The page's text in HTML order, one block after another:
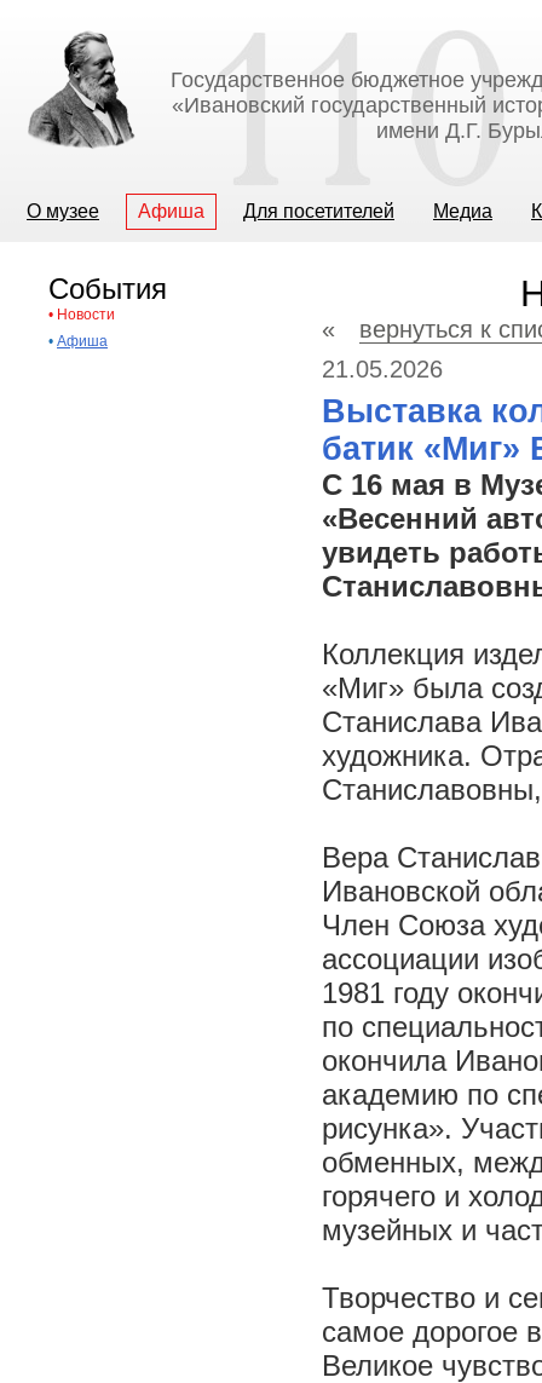
Государственное бюджетное
«Ивановский государственный
имени Д.Г.
О музее Афиша Для посетителей Медиа
События
• Новости
• Афиша « вернуться к
21.05.2026
Выставка
батик «Миг»
С 16 мая в
«Весенний
увидеть
Коллекция
«Миг» была
Станислава
художника.
Вера
Ивановской
Член Союза
ассоциации
1981 году
по
окончила
академию по
рисунка».
обменных,
горячего и
музейных и
Творчество и
самое дорогое
Великое